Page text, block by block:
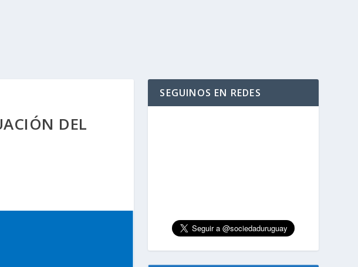
DEL
SEGUINOS EN REDES